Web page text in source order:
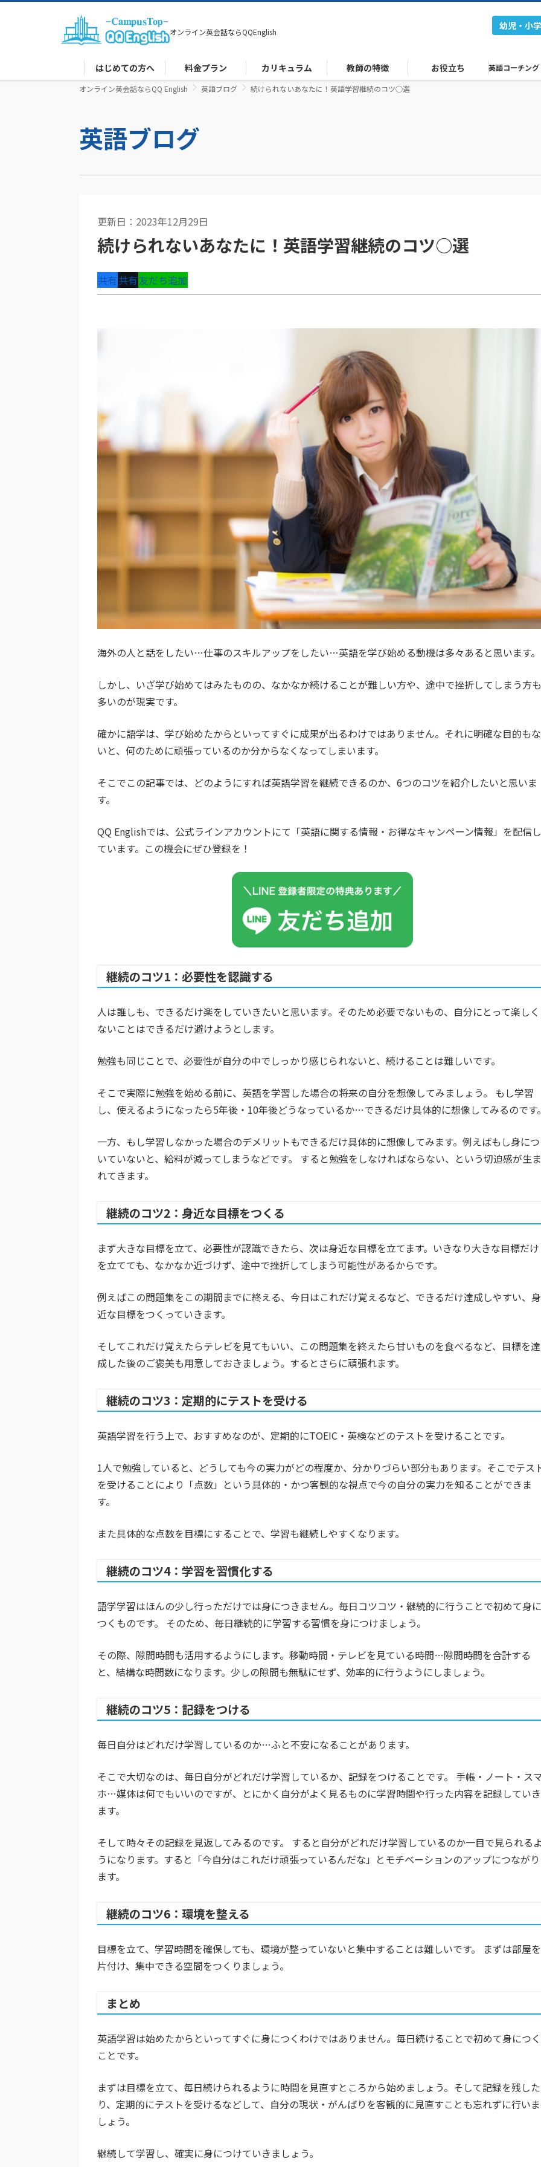
オンライン英会話ならQQEnglish
幼児・小
はじめての方へ 料金プラン カリキュラム 教師の特徴 お役立ち 英語コーチング
オンライン英会話ならQQ English 英語ブログ 続けられないあなたに！英語学習継続のコツ○選
英語ブログ
更新日：2023年12月29日
続けられないあなたに！英語学習継続のコツ○選
共有共有友だち追加
海外の人と話をしたい…仕事のスキルアップをしたい…英語を学び始める動機は多々あると思います。
しかし、いざ学び始めてはみたものの、なかなか続けることが難しい方や、途中で挫折してしまう方も
多いのが現実です。
確かに語学は、学び始めたからといってすぐに成果が出るわけではありません。それに明確な目的もな
いと、何のために頑張っているのか分からなくなってしまいます。
そこでこの記事では、どのようにすれば英語学習を継続できるのか、6つのコツを紹介したいと思いま
す。
QQ Englishでは、公式ラインアカウントにて「英語に関する情報・お得なキャンペーン情報」を配信し
ています。この機会にぜひ登録を！
継続のコツ1：必要性を認識する
人は誰しも、できるだけ楽をしていきたいと思います。そのため必要でないもの、自分にとって楽しく
ないことはできるだけ避けようとします。
勉強も同じことで、必要性が自分の中でしっかり感じられないと、続けることは難しいです。
そこで実際に勉強を始める前に、英語を学習した場合の将来の自分を想像してみましょう。 もし学習
し、使えるようになったら5年後・10年後どうなっているか…できるだけ具体的に想像してみるのです
一方、もし学習しなかった場合のデメリットもできるだけ具体的に想像してみます。例えばもし身につ
いていないと、給料が減ってしまうなどです。 すると勉強をしなければならない、という切迫感が生ま
れてきます。
継続のコツ2：身近な目標をつくる
まず大きな目標を立て、必要性が認識できたら、次は身近な目標を立てます。いきなり大きな目標だけ
を立てても、なかなか近づけず、途中で挫折してしまう可能性があるからです。
例えばこの問題集をこの期間までに終える、今日はこれだけ覚えるなど、できるだけ達成しやすい、身
近な目標をつくっていきます。
そしてこれだけ覚えたらテレビを見てもいい、この問題集を終えたら甘いものを食べるなど、目標を達
成した後のご褒美も用意しておきましょう。するとさらに頑張れます。
継続のコツ3：定期的にテストを受ける
英語学習を行う上で、おすすめなのが、定期的にTOEIC・英検などのテストを受けることです。
1人で勉強していると、どうしても今の実力がどの程度か、分かりづらい部分もあります。そこでテス
を受けることにより「点数」という具体的・かつ客観的な視点で今の自分の実力を知ることができま
す。
また具体的な点数を目標にすることで、学習も継続しやすくなります。
継続のコツ4：学習を習慣化する
語学学習はほんの少し行っただけでは身につきません。毎日コツコツ・継続的に行うことで初めて身に
つくものです。 そのため、毎日継続的に学習する習慣を身につけましょう。
その際、隙間時間も活用するようにします。移動時間・テレビを見ている時間…隙間時間を合計する
と、結構な時間数になります。少しの隙間も無駄にせず、効率的に行うようにしましょう。
継続のコツ5：記録をつける
毎日自分はどれだけ学習しているのか…ふと不安になることがあります。
そこで大切なのは、毎日自分がどれだけ学習しているか、記録をつけることです。 手帳・ノート・ス
ホ…媒体は何でもいいのですが、とにかく自分がよく見るものに学習時間や行った内容を記録していき
ます。
そして時々その記録を見返してみるのです。 すると自分がどれだけ学習しているのか一目で見られる
うになります。すると「今自分はこれだけ頑張っているんだな」とモチベーションのアップにつながり
ます。
継続のコツ6：環境を整える
目標を立て、学習時間を確保しても、環境が整っていないと集中することは難しいです。 まずは部屋を
片付け、集中できる空間をつくりましょう。
まとめ
英語学習は始めたからといってすぐに身につくわけではありません。毎日続けることで初めて身につく
ことです。
まずは目標を立て、毎日続けられるように時間を見直すところから始めましょう。そして記録を残した
り、定期的にテストを受けるなどして、自分の現状・がんばりを客観的に見直すことも忘れずに行いま
しょう。
継続して学習し、確実に身につけていきましょう。